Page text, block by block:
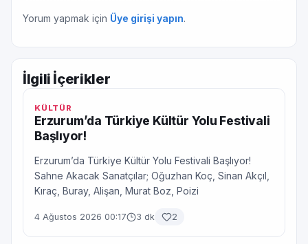
Yorum yapmak için Üye girişi yapın.
İlgili İçerikler
KÜLTÜR
Erzurum’da Türkiye Kültür Yolu Festivali
Başlıyor!
Erzurum’da Türkiye Kültür Yolu Festivali Başlıyor!
Sahne Akacak Sanatçılar; Oğuzhan Koç, Sinan Akçıl,
Kıraç, Buray, Alişan, Murat Boz, Poizi
4 Ağustos 2026 00:17 3 dk 2